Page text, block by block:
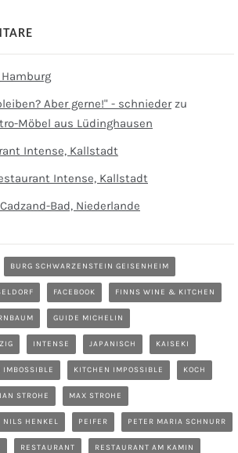
Aber gerne!" - schniederzu
Möbel aus Lüdinghausen
Intense, Kallstadt
Intense, Kallstadt
Cadzand-Bad, Niederlande
BURG SCHWARZENSTEIN GEISENHEIM
FACEBOOK FINNS WINE & KITCHEN
GUIDE MICHELIN
INTENSE JAPANISCH KAISEKI
IMBOSSIBLE KITCHEN IMPOSSIBLE KOCH
STROHE MAX STROHE
NILS HENKEL PEIFER PETER MARIA SCHNURR
RESTAURANT RESTAURANT AM KAMIN